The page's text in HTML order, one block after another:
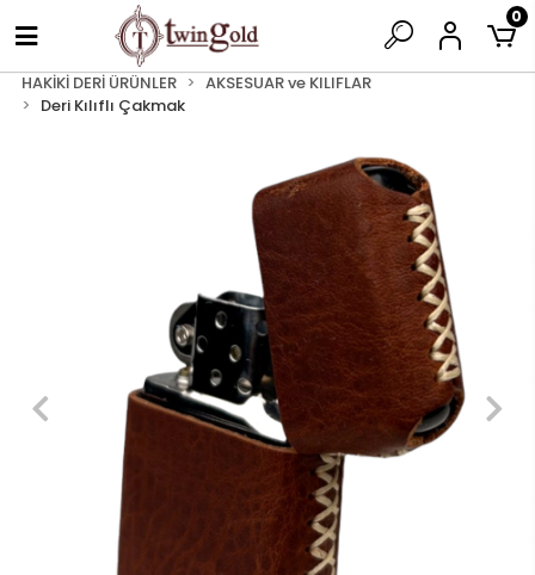
0
HAKİKİ DERİ ÜRÜNLER
AKSESUAR ve KILIFLAR
Deri Kılıflı Çakmak